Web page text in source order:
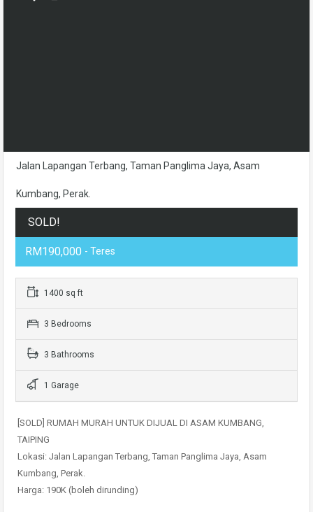
Jalan Lapangan Terbang, Taman Panglima Jaya, Asam
Kumbang, Perak.
SOLD!
RM190,000 - Teres
1400 sq ft
3 Bedrooms
3 Bathrooms
1 Garage
[SOLD] RUMAH MURAH UNTUK DIJUAL DI ASAM KUMBANG,
TAIPING
Lokasi: Jalan Lapangan Terbang, Taman Panglima Jaya, Asam
Kumbang, Perak.
Harga: 190K (boleh dirunding)